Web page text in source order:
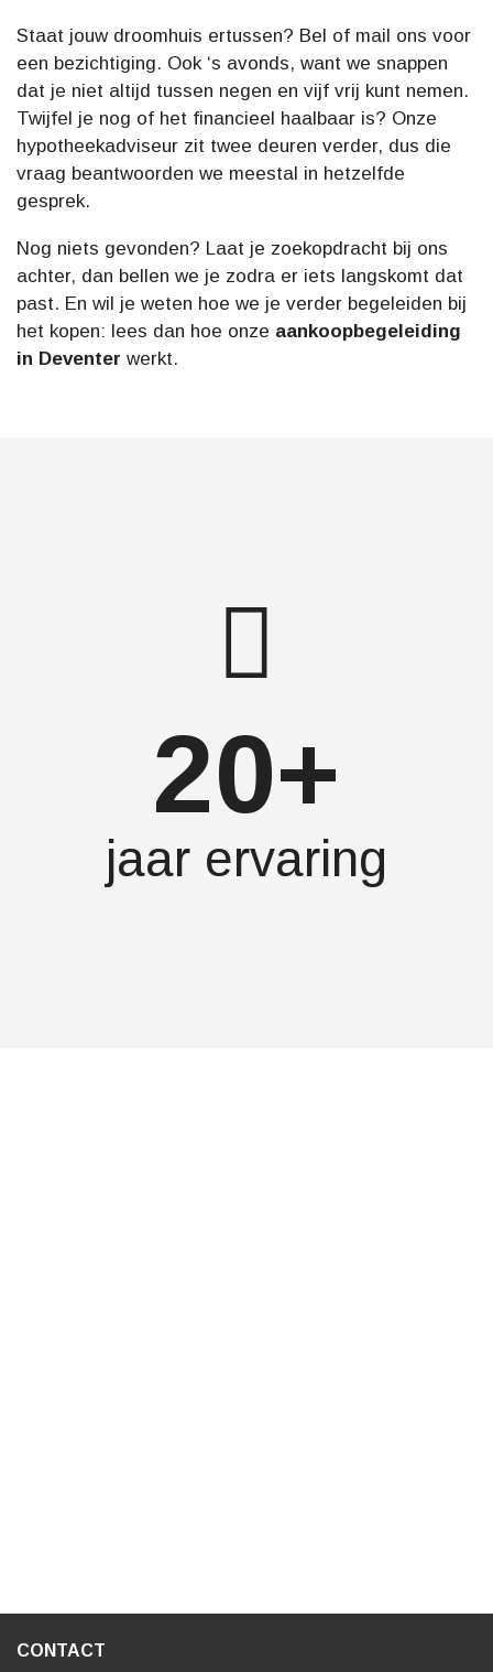
Staat jouw droomhuis ertussen? Bel of mail ons voor
een bezichtiging. Ook ‘s avonds, want we snappen
dat je niet altijd tussen negen en vijf vrij kunt nemen.
Twijfel je nog of het financieel haalbaar is? Onze
hypotheekadviseur zit twee deuren verder, dus die
vraag beantwoorden we meestal in hetzelfde
gesprek.
Nog niets gevonden? Laat je zoekopdracht bij ons
achter, dan bellen we je zodra er iets langskomt dat
past. En wil je weten hoe we je verder begeleiden bij
het kopen: lees dan hoe onze aankoopbegeleiding
in Deventer werkt.
20+
jaar ervaring
CONTACT